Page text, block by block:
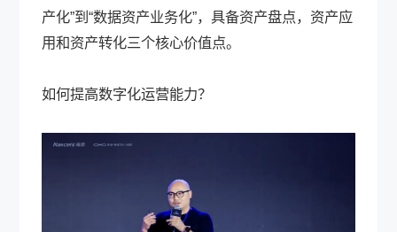
产化”到“数据资产业务化”，具备资产盘点，资产应
用和资产转化三个核心价值点。
如何提高数字化运营能力？